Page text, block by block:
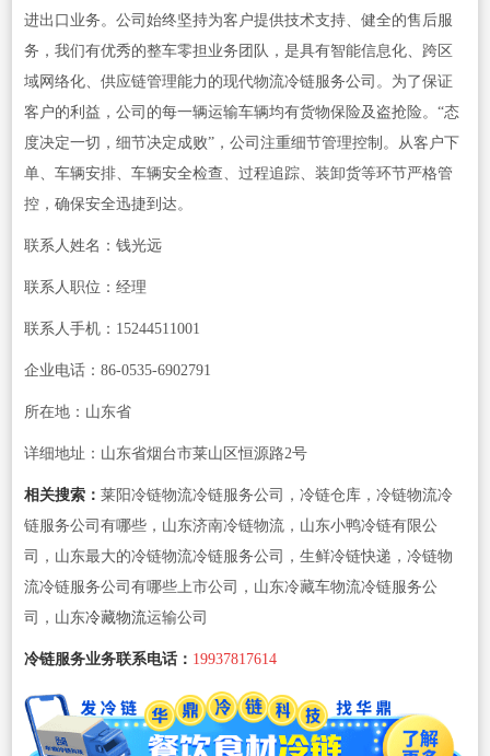
进出口业务。公司始终坚持为客户提供技术支持、健全的售后服
务，我们有优秀的整车零担业务团队，是具有智能信息化、跨区
域网络化、供应链管理能力的现代物流冷链服务公司。为了保证
客户的利益，公司的每一辆运输车辆均有货物保险及盗抢险。“态
度决定一切，细节决定成败”，公司注重细节管理控制。从客户下
单、车辆安排、车辆安全检查、过程追踪、装卸货等环节严格管
控，确保安全迅捷到达。
联系人姓名：钱光远
联系人职位：经理
联系人手机：15244511001
企业电话：86-0535-6902791
所在地：山东省
详细地址：山东省烟台市莱山区恒源路2号
相关搜索： 莱阳冷链物流冷链服务公司，冷链仓库，冷链物流冷
链服务公司有哪些，山东济南冷链物流，山东小鸭冷链有限公
司，山东最大的冷链物流冷链服务公司，生鲜冷链快递，冷链物
流冷链服务公司有哪些上市公司，山东冷藏车物流冷链服务公
司，山东冷藏物流运输公司
冷链服务业务联系电话： 19937817614